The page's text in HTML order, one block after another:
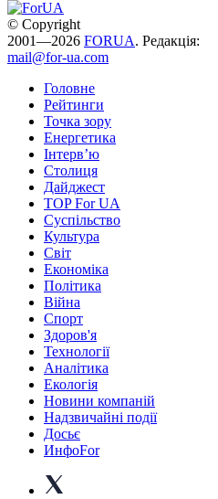
© Copyright
2001—2026 FORUA. Редакція:
mail@for-ua.com
Головне
Рейтинги
Точка зору
Енергетика
Інтерв’ю
Столиця
Дайджест
TOP For UA
Суспiльство
Культура
Світ
Економіка
Політика
Війна
Спорт
Здоров'я
Технології
Аналітика
Екологія
Новини компаній
Надзвичайні події
Досьє
ИнфоFor